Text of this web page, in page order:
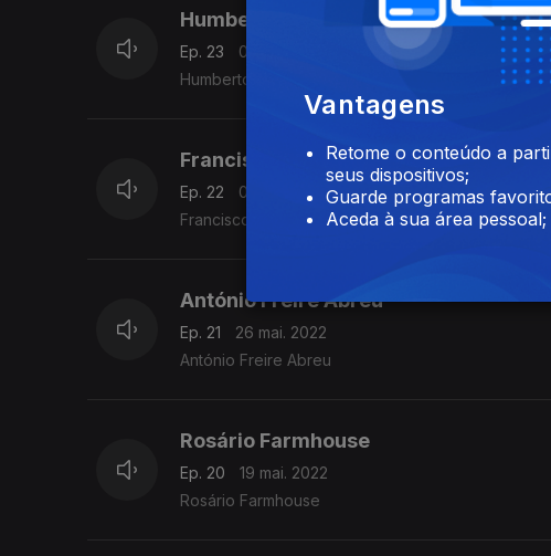
Humberto Domingues
Ep. 23
09 jun. 2022
Humberto Domingues
Francisco Marques
Ep. 22
02 jun. 2022
Francisco Marques
António Freire Abreu
Ep. 21
26 mai. 2022
António Freire Abreu
Rosário Farmhouse
Ep. 20
19 mai. 2022
Rosário Farmhouse
Vantagens
Retome o conteúdo a
seus dispositivos;
Guarde programas
Aceda à sua área pessoal;